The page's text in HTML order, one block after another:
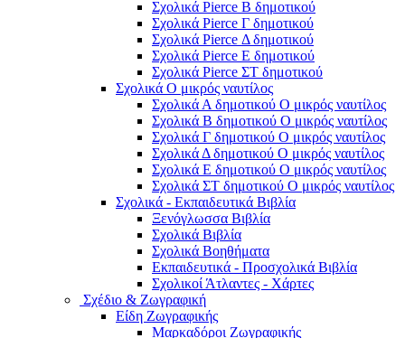
Σχολικά Pierce Β δημοτικού
Σχολικά Pierce Γ δημοτικού
Σχολικά Pierce Δ δημοτικού
Σχολικά Pierce Ε δημοτικού
Σχολικά Pierce ΣΤ δημοτικού
Σχολικά Ο μικρός ναυτίλος
Σχολικά Α δημοτικού Ο μικρός ναυτίλος
Σχολικά Β δημοτικού Ο μικρός ναυτίλος
Σχολικά Γ δημοτικού Ο μικρός ναυτίλος
Σχολικά Δ δημοτικού Ο μικρός ναυτίλος
Σχολικά Ε δημοτικού Ο μικρός ναυτίλος
Σχολικά ΣΤ δημοτικού Ο μικρός ναυτίλος
Σχολικά - Εκπαιδευτικά Βιβλία
Ξενόγλωσσα Βιβλία
Σχολικά Βιβλία
Σχολικά Βοηθήματα
Εκπαιδευτικά - Προσχολικά Βιβλία
Σχολικοί Άτλαντες - Χάρτες
Σχέδιο & Ζωγραφική
Είδη Ζωγραφικής
Μαρκαδόροι Ζωγραφικής